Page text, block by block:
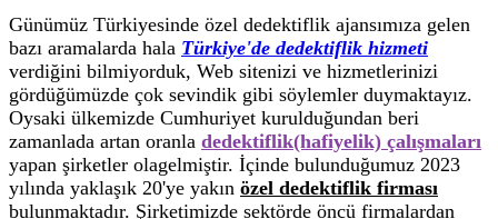
Günümüz Türkiyesinde özel dedektiflik ajansımıza gelen
bazı aramalarda hala Türkiye'de dedektiflik hizmeti
verdiğini bilmiyorduk, Web sitenizi ve hizmetlerinizi
gördüğümüzde çok sevindik gibi söylemler duymaktayız.
Oysaki ülkemizde Cumhuriyet kurulduğundan beri
zamanlada artan oranla dedektiflik(hafiyelik) çalışmaları
yapan şirketler olagelmiştir. İçinde bulunduğumuz 2023
yılında yaklaşık 20'ye yakın özel dedektiflik firması
bulunmaktadır. Şirketimizde sektörde öncü firmalardan